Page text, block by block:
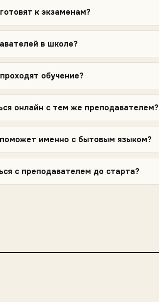
к экзаменам?
в школе?
обучение?
онлайн с тем же преподавателем?
именно с бытовым языком?
с преподавателем до старта?